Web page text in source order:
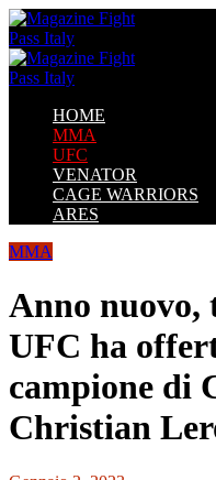
HOME
MMA
UFC
VENATOR
CAGE WARRIORS
ARES
MMA
Anno nuovo,
UFC ha
campione di
Christian